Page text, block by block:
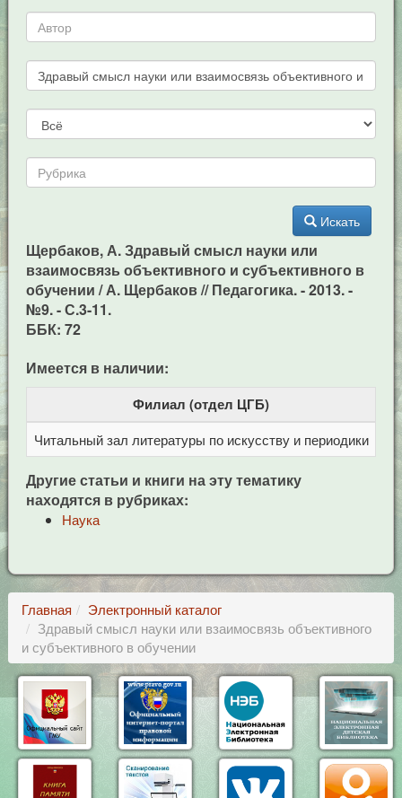
Искать
Щербаков, А. Здравый смысл науки или
взаимосвязь объективного и субъективного в
обучении / А. Щербаков // Педагогика. - 2013. -
№9. - С.3-11.
ББК: 72
Имеется в наличии:
Филиал (отдел ЦГБ)
Читальный зал литературы по искусству и периодики
Другие статьи и книги на эту тематику
находятся в рубриках:
Наука
Главная
Электронный каталог
Здравый смысл науки или взаимосвязь объективного
и субъективного в обучении